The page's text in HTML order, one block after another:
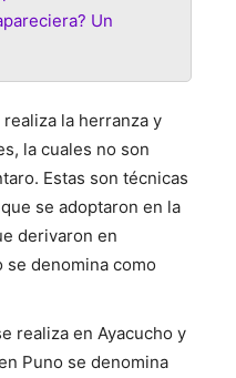
Un
la herranza y
la cuales no son
Estas son técnicas
se adoptaron en la
derivaron en
se denomina como
realiza en Ayacucho y
Puno se denomina